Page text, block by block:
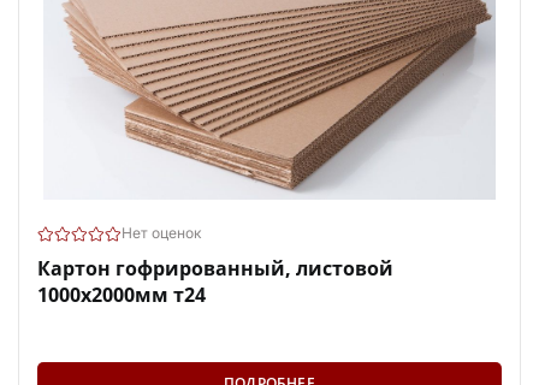
Нет оценок
Картон гофрированный, листовой
1000х2000мм т24